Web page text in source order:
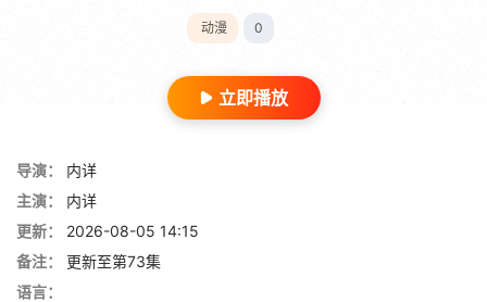
动漫 0
立即播放
导演：
内详
主演：
内详
更新：
2026-08-05 14:15
备注：
更新至第73集
语言：